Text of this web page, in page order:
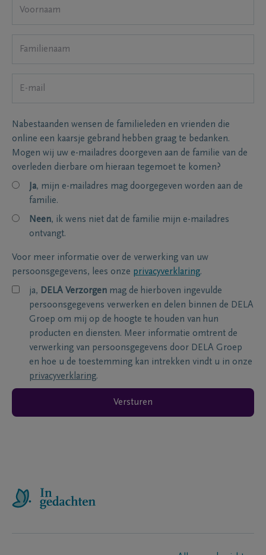
Nabestaanden wensen de familieleden en vrienden die
online een kaarsje gebrand hebben graag te bedanken.
Mogen wij uw e-mailadres doorgeven aan de familie van de
overleden dierbare om hieraan tegemoet te komen?
Ja, mijn e-mailadres mag doorgegeven worden aan de
familie.
Neen, ik wens niet dat de familie mijn e-mailadres
ontvangt.
Voor meer informatie over de verwerking van uw
persoonsgegevens, lees onze privacyverklaring.
ja, DELA Verzorgen mag de hierboven ingevulde
persoonsgegevens verwerken en delen binnen de DELA
Groep om mij op de hoogte te houden van hun
producten en diensten. Meer informatie omtrent de
verwerking van persoonsgegevens door DELA Groep
en hoe u de toestemming kan intrekken vindt u in onze
privacyverklaring.
Versturen